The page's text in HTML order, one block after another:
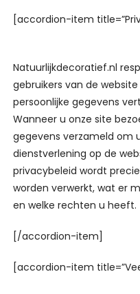
[accordion-item
Natuurlijkdecoratief.nl
gebruikers van de
persoonlijke gegevens
Wanneer u onze site
gegevens verzameld om
dienstverlening op de
privacybeleid wordt
worden verwerkt, wat er
en welke rechten u heeft.
[/accordion-item]
[accordion-item